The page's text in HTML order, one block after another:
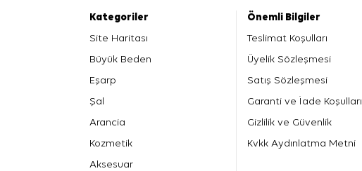
Kategoriler
Site Haritası
Büyük Beden
Eşarp
Şal
Arancia
Kozmetik
Aksesuar
Önemli Bilgiler
Teslimat Koşulları
Üyelik Sözleşmesi
Satış Sözleşmesi
Garanti ve İade Koşulları
Gizlilik ve Güvenlik
Kvkk Aydınlatma Metni